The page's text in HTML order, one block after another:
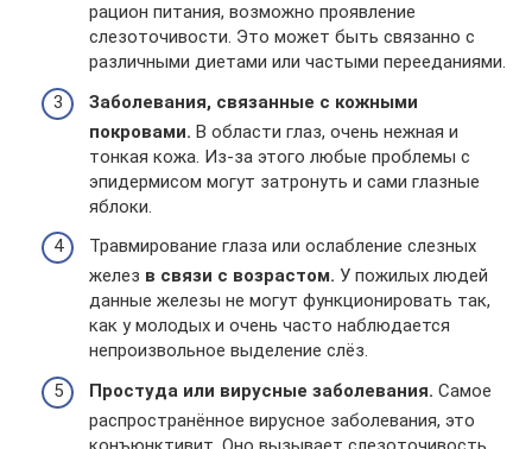
рацион питания, возможно проявление
слезоточивости. Это может быть связанно с
различными диетами или частыми перееданиями.
Заболевания, связанные с кожными
покровами. В области глаз, очень нежная и
тонкая кожа. Из-за этого любые проблемы с
эпидермисом могут затронуть и сами глазные
яблоки.
Травмирование глаза или ослабление слезных
желез в связи с возрастом. У пожилых людей
данные железы не могут функционировать так,
как у молодых и очень часто наблюдается
непроизвольное выделение слёз.
Простуда или вирусные заболевания. Самое
распространённое вирусное заболевания, это